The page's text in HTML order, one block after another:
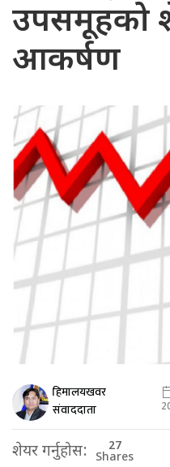
उपसमूहको
आकर्षण
हिमालयखवर
संवाददाता
शेयर गर्नुहोस: 27
Shares